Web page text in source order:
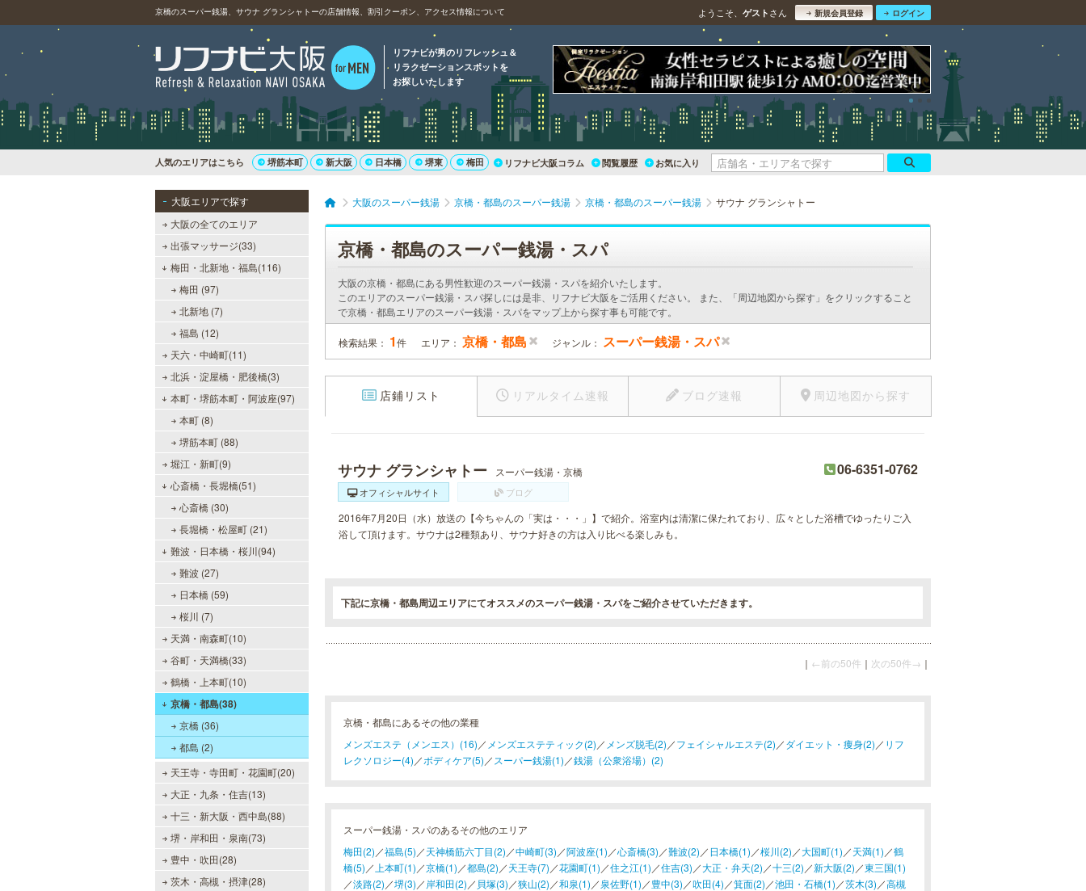
京橋のスーパー銭湯、サウナ グランシャトーの店舗情報、割引クーポン、アクセス情報について ようこそ、 ゲスト さん 新規会員登録 ログイン
リフナビが男のリフレッシュ＆
リラクゼーションスポットを
お探しいたします
人気のエリアはこちら 堺筋本町 新大阪 日本橋 堺東 梅田 リフナビ大阪コラム 閲覧履歴 お気に入り
大阪エリアで探す
大阪の全てのエリア
出張マッサージ(33)
梅田・北新地・福島(116)
梅田 (97)
北新地 (7)
福島 (12)
天六・中崎町(11)
北浜・淀屋橋・肥後橋(3)
本町・堺筋本町・阿波座(97)
本町 (8)
堺筋本町 (88)
堀江・新町(9)
心斎橋・長堀橋(51)
心斎橋 (30)
長堀橋・松屋町 (21)
難波・日本橋・桜川(94)
難波 (27)
日本橋 (59)
桜川 (7)
天満・南森町(10)
谷町・天満橋(33)
鶴橋・上本町(10)
京橋・都島(38)
京橋 (36)
都島 (2)
天王寺・寺田町・花園町(20)
大正・九条・住吉(13)
十三・新大阪・西中島(88)
堺・岸和田・泉南(73)
豊中・吹田(28)
茨木・高槻・摂津(28)
大阪のスーパー銭湯 京橋・都島のスーパー銭湯 京橋・都島のスーパー銭湯 サウナ グランシャトー
京橋・都島のスーパー銭湯・スパ
大阪の京橋・都島にある男性歓迎のスーパー銭湯・スパを紹介いたします。
このエリアのスーパー銭湯・スパ探しには是非、リフナビ大阪をご活用ください。 また、「周辺地図から探す」をクリックすること
で京橋・都島エリアのスーパー銭湯・スパをマップ上から探す事も可能です。
検索結果： 1件 エリア： 京橋・都島 ジャンル： スーパー銭湯・スパ
店鋪リスト リアルタイム速報 ブログ速報 周辺地図から探す
サウナ グランシャトー スーパー銭湯・京橋 06-6351-0762
オフィシャルサイト ブログ
2016年7月20日（水）放送の【今ちゃんの「実は・・・」】で紹介。浴室内は清潔に保たれており、広々とした浴槽でゆったりご入
浴して頂けます。サウナは2種類あり、サウナ好きの方は入り比べる楽しみも。
下記に京橋・都島周辺エリアにてオススメのスーパー銭湯・スパをご紹介させていただきます。
｜ ←前の50件 ｜ 次の50件→ ｜
京橋・都島にあるその他の業種
メンズエステ（メンエス）(16) ／ メンズエステティック(2) ／ メンズ脱毛(2) ／フェイシャルエステ(2) ／ダイエット・痩身(2) ／ リフ
レクソロジー(4) ／ボディケア(5) ／ スーパー銭湯(1) ／銭湯（公衆浴場）(2)
スーパー銭湯・スパのあるその他のエリア
梅田(2) ／福島(5) ／天神橋筋六丁目(2) ／中崎町(3) ／阿波座(1) ／心斎橋(3) ／難波(2) ／日本橋(1) ／桜川(2) ／大国町(1) ／天満(1) ／鶴
橋(5) ／ 上本町(1) ／京橋(1) ／都島(2) ／天王寺(7) ／花園町(1) ／住之江(1) ／住吉(3) ／大正・弁天(2) ／十三(2) ／新大阪(2) ／東三国(1)
／淡路(2) ／堺(3) ／ 岸和田(2) ／ 貝塚(3) ／狭山(2) ／和泉(1) ／泉佐野(1) ／豊中(3) ／吹田(4) ／箕面(2) ／池田・石橋(1) ／茨木(3) ／高槻